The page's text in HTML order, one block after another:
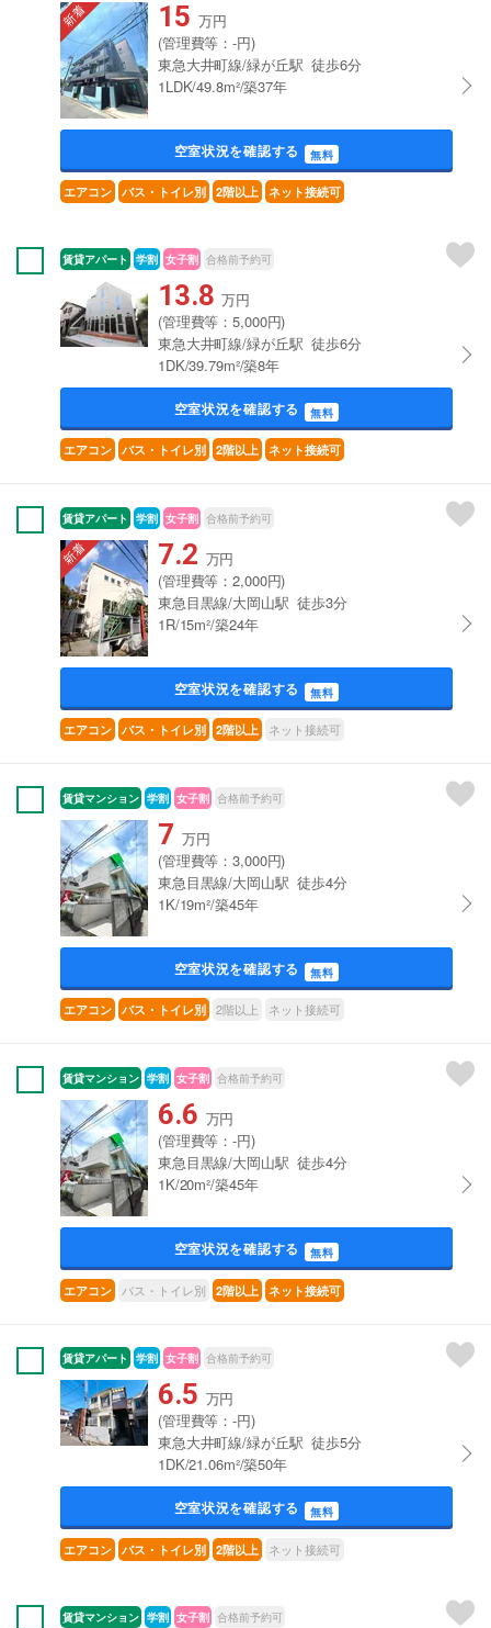
15 万円
(管理費等：-円)
東急大井町線/緑が丘駅 徒歩6分
1LDK/49.8m²/築37年
空室状況を確認する 無料
エアコン バス・トイレ別 2階以上 ネット接続可
賃貸アパート 学割 女子割 合格前予約可
13.8 万円
(管理費等：5,000円)
東急大井町線/緑が丘駅 徒歩6分
1DK/39.79m²/築8年
空室状況を確認する 無料
エアコン バス・トイレ別 2階以上 ネット接続可
賃貸アパート 学割 女子割 合格前予約可
7.2 万円
(管理費等：2,000円)
東急目黒線/大岡山駅 徒歩3分
1R/15m²/築24年
空室状況を確認する 無料
エアコン バス・トイレ別 2階以上 ネット接続可
賃貸マンション 学割 女子割 合格前予約可
7 万円
(管理費等：3,000円)
東急目黒線/大岡山駅 徒歩4分
1K/19m²/築45年
空室状況を確認する 無料
エアコン バス・トイレ別 2階以上 ネット接続可
賃貸マンション 学割 女子割 合格前予約可
6.6 万円
(管理費等：-円)
東急目黒線/大岡山駅 徒歩4分
1K/20m²/築45年
空室状況を確認する 無料
エアコン バス・トイレ別 2階以上 ネット接続可
賃貸アパート 学割 女子割 合格前予約可
6.5 万円
(管理費等：-円)
東急大井町線/緑が丘駅 徒歩5分
1DK/21.06m²/築50年
空室状況を確認する 無料
エアコン バス・トイレ別 2階以上 ネット接続可
賃貸マンション 学割 女子割 合格前予約可